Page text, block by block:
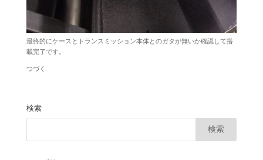
最終的にケースとトランスミッション本体とのガタが無いか確認して搭
載完了です。
つづく
検索